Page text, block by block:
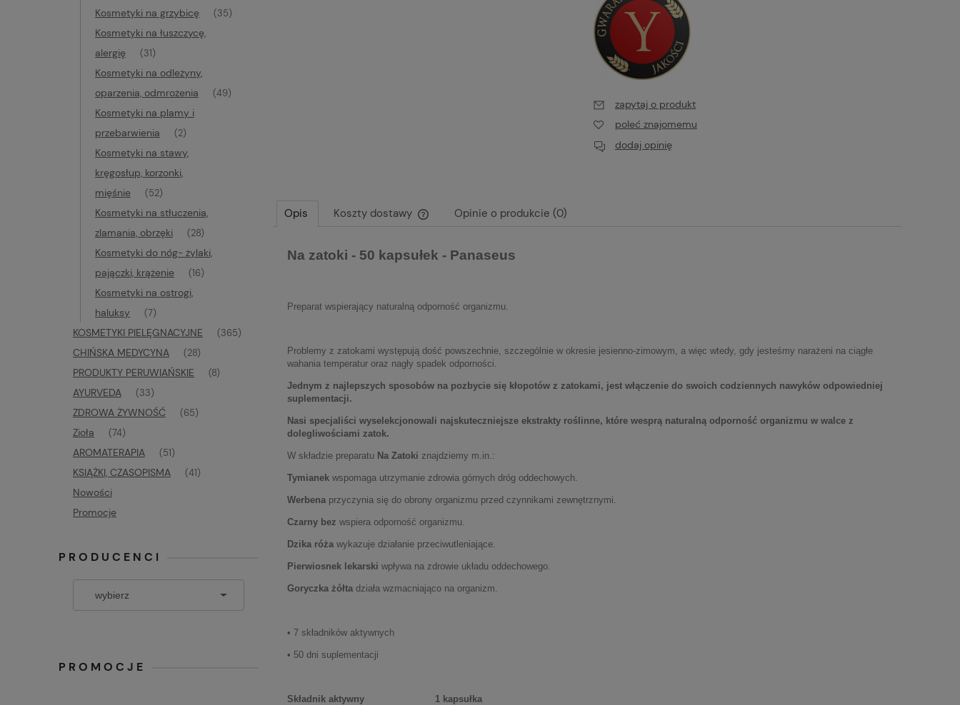
Kosmetyki na grzybicę (35)
Kosmetyki na łuszczycę,
alergię
(31)
Kosmetyki na odleżyny,
oparzenia, odmrożenia
(49)
Kosmetyki na plamy i
przebarwienia
(2)
Kosmetyki na stawy,
kręgosłup, korzonki,
mięśnie
(52)
Kosmetyki na stłuczenia,
zlamania, obrzęki
(28)
Kosmetyki do nóg- żylaki,
pajączki, krążenie
(16)
Kosmetyki na ostrogi,
haluksy
(7)
KOSMETYKI PIELĘGNACYJNE (365)
CHIŃSKA MEDYCYNA (28)
PRODUKTY PERUWIAŃSKIE (8)
AYURVEDA (33)
ZDROWA ŻYWNOŚĆ (65)
Zioła (74)
AROMATERAPIA (51)
KSIĄŻKI, CZASOPISMA (41)
Nowości
Promocje
PRODUCENCI
PROMOCJE
zapytaj o produkt
poleć znajomemu
dodaj opinię
Opis Koszty dostawy
Cena nie zawiera ewentualnych kosztów
Opinie o produkcie (0)
Na zatoki - 50 kapsułek - Panaseus
Preparat wspierający naturalną odporność organizmu.
Problemy z zatokami występują dość powszechnie, szczególnie w okresie jesienno-zimowym, a więc wtedy, gdy jesteśmy narażeni na ciągłe
wahania temperatur oraz nagły spadek odporności.
Jednym z najlepszych sposobów na pozbycie się kłopotów z zatokami, jest włączenie do swoich codziennych nawyków odpowiedniej
suplementacji.
Nasi specjaliści wyselekcjonowali najskuteczniejsze ekstrakty roślinne, które wesprą naturalną odporność organizmu w walce z
dolegliwościami zatok.
W składzie preparatu Na Zatoki znajdziemy m.in.:
Tymianek wspomaga utrzymanie zdrowia górnych dróg oddechowych.
Werbena przyczynia się do obrony organizmu przed czynnikami zewnętrznymi.
Czarny bez wspiera odporność organizmu.
Dzika róża wykazuje działanie przeciwutleniające.
Pierwiosnek lekarski wpływa na zdrowie układu oddechowego.
Goryczka żółta działa wzmacniająco na organizm.
• 7 składników aktywnych
• 50 dni suplementacji
Składnik aktywny
1 kapsułka